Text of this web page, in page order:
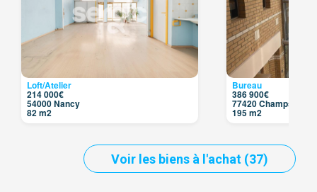
Loft/Atelier
214 000€
54000 Nancy
82 m2
Bureau
386 900€
77420 Champs Sur
195 m2
Voir les biens à l'achat (37)